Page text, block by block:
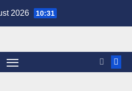
2026 10:31